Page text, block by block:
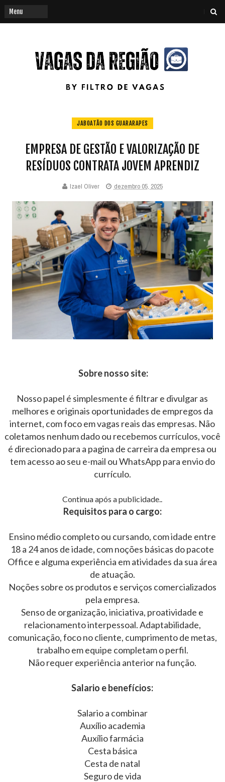
JABOATÃO DOS GUARARAPES
EMPRESA DE GESTÃO E VALORIZAÇÃO DE
RESÍDUOS CONTRATA JOVEM APRENDIZ
Izael Oliver dezembro 05, 2025
Sobre nosso site:
Nosso papel é simplesmente é filtrar e divulgar as
melhores e originais oportunidades de empregos da
internet, com foco em vagas reais das empresas. Não
coletamos nenhum dado ou recebemos currículos, você
é direcionado para a pagina de carreira da empresa ou
tem acesso ao seu e-mail ou WhatsApp para envio do
currículo.
Continua após a publicidade..
Requisitos para o cargo:
Ensino médio completo ou cursando, com idade entre
18 a 24 anos de idade, com noções básicas do pacote
Office e alguma experiência em atividades da sua área
de atuação.
Noções sobre os produtos e serviços comercializados
pela empresa.
Senso de organização, iniciativa, proatividade e
relacionamento interpessoal. Adaptabilidade,
comunicação, foco no cliente, cumprimento de metas,
trabalho em equipe completam o perfil.
Não requer experiência anterior na função.
Salario e benefícios:
Salario a combinar
Auxílio academia
Auxílio farmácia
Cesta básica
Cesta de natal
Seguro de vida